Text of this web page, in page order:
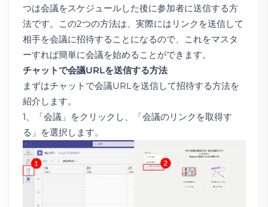
つは会議をスケジュールした後に参加者に送信する方
法です。この2つの方法は、実際にはリンクを送信して
相手を会議に招待することになるので、これをマスタ
ーすれば簡単に会議を始めることができます。
チャットで会議URLを送信する方法
まずはチャットで会議URLを送信して招待する方法を
紹介します。
1、「会議」をクリックし、「会議のリンクを取得す
る」を選択します。